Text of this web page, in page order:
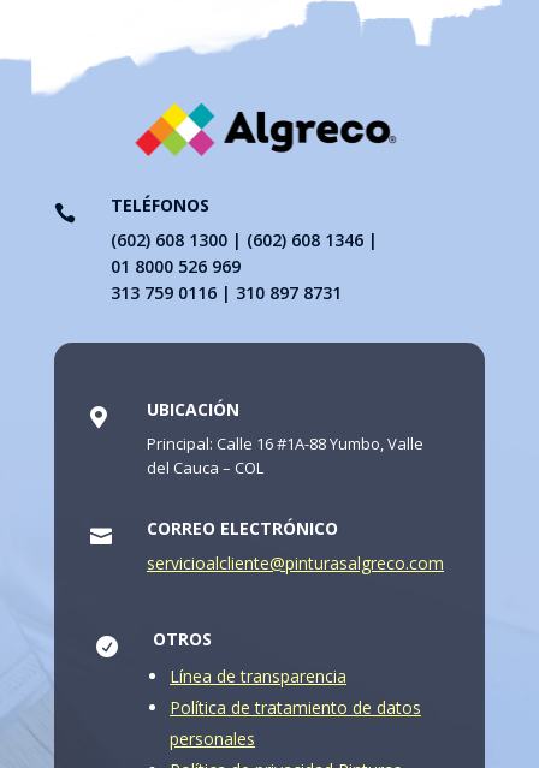

TELÉFONOS
(602) 608 1300 | (602) 608 1346 |
01 8000 526 969
313 759 0116 | 310 897 8731
 UBICACIÓN
Principal: Calle 16 #1A-88 Yumbo, Valle
del Cauca – COL

CORREO ELECTRÓNICO
servicioalcliente@pinturasalgreco.com

OTROS
Línea de transparencia
Política de tratamiento de datos
personales